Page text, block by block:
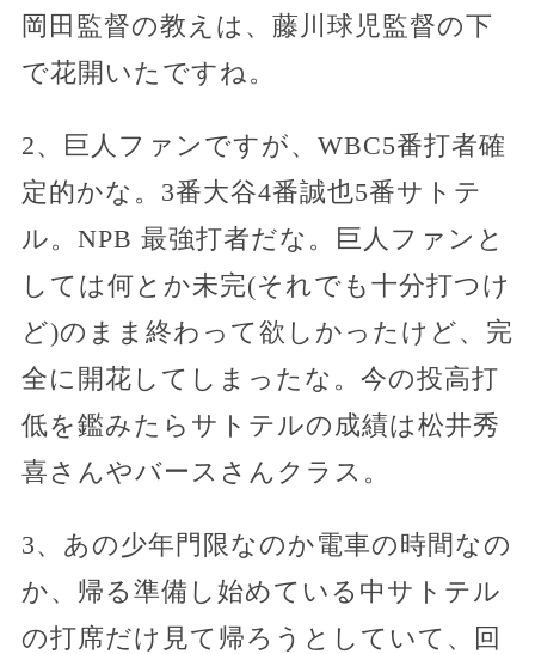
岡田監督の教えは、藤川球児監督の下
で花開いたですね。
2、巨人ファンですが、WBC5番打者確
定的かな。3番大谷4番誠也5番サトテ
ル。NPB 最強打者だな。巨人ファンと
しては何とか未完(それでも十分打つけ
ど)のまま終わって欲しかったけど、完
全に開花してしまったな。今の投高打
低を鑑みたらサトテルの成績は松井秀
喜さんやバースさんクラス。
3、あの少年門限なのか電車の時間なの
か、帰る準備し始めている中サトテル
の打席だけ見て帰ろうとしていて、回